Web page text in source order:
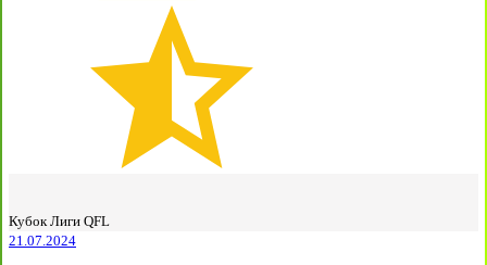
Кубок Лиги QFL
21.07.2024